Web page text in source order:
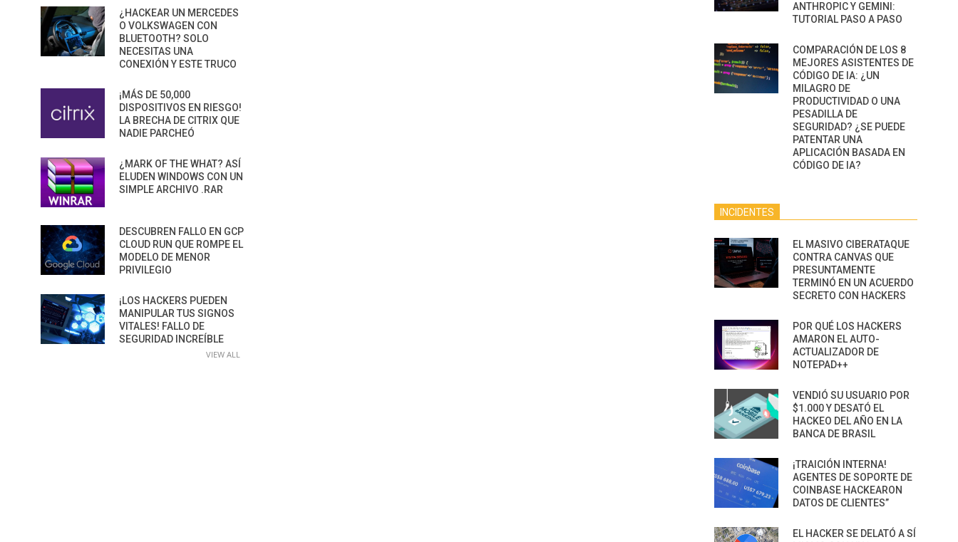
¿HACKEAR UN MERCEDES
O VOLKSWAGEN CON
BLUETOOTH? SOLO
NECESITAS UNA
CONEXIÓN Y ESTE TRUCO
¡MÁS DE 50,000
DISPOSITIVOS EN RIESGO!
LA BRECHA DE CITRIX QUE
NADIE PARCHEÓ
¿MARK OF THE WHAT? ASÍ
ELUDEN WINDOWS CON UN
SIMPLE ARCHIVO .RAR
DESCUBREN FALLO EN GCP
CLOUD RUN QUE ROMPE EL
MODELO DE MENOR
PRIVILEGIO
¡LOS HACKERS PUEDEN
MANIPULAR TUS SIGNOS
VITALES! FALLO DE
SEGURIDAD INCREÍBLE
VIEW ALL
ANTHROPIC Y GEMINI:
TUTORIAL PASO A PASO
COMPARACIÓN DE LOS 8
MEJORES ASISTENTES DE
CÓDIGO DE IA: ¿UN
MILAGRO DE
PRODUCTIVIDAD O UNA
PESADILLA DE
SEGURIDAD? ¿SE PUEDE
PATENTAR UNA
APLICACIÓN BASADA EN
CÓDIGO DE IA?
INCIDENTES
EL MASIVO CIBERATAQUE
CONTRA CANVAS QUE
PRESUNTAMENTE
TERMINÓ EN UN ACUERDO
SECRETO CON HACKERS
POR QUÉ LOS HACKERS
AMARON EL AUTO-
ACTUALIZADOR DE
NOTEPAD++
VENDIÓ SU USUARIO POR
$1.000 Y DESATÓ EL
HACKEO DEL AÑO EN LA
BANCA DE BRASIL
¡TRAICIÓN INTERNA!
AGENTES DE SOPORTE DE
COINBASE HACKEARON
DATOS DE CLIENTES”
EL HACKER SE DELATÓ A SÍ